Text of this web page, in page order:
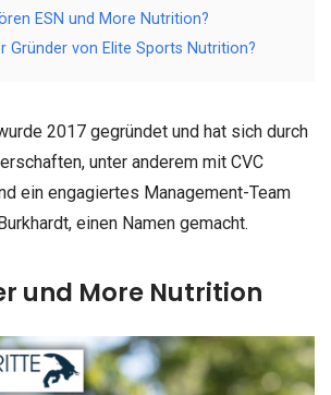
ESN und More Nutrition?
Gründer von Elite Sports Nutrition?
2017 gegründet und hat sich durch
unter anderem mit CVC
ein engagiertes Management-Team
einen Namen gemacht.
und More Nutrition